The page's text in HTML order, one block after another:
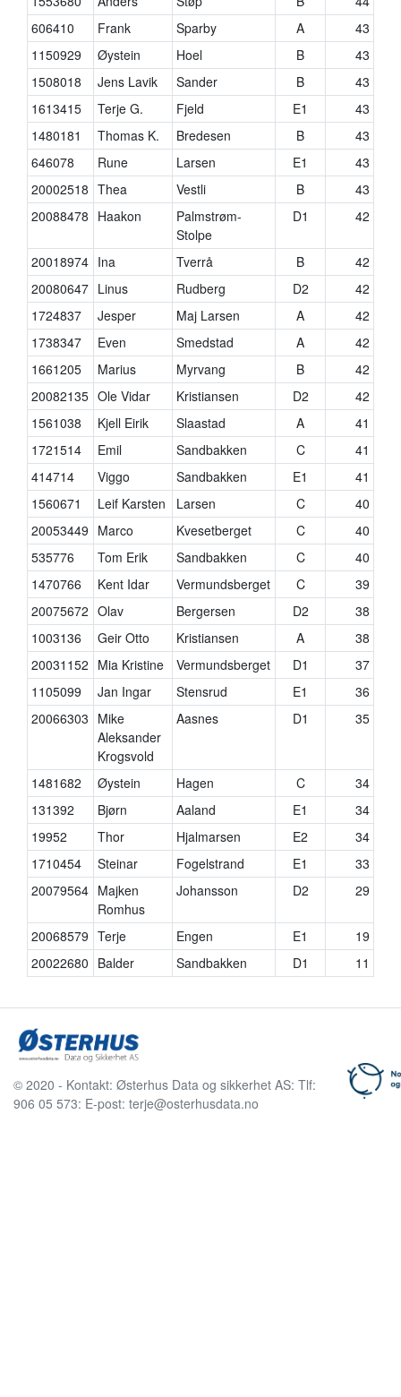
606410
Frank Sparby A
43
1150929
Øystein Hoel B
43
1508018
Jens Lavik Sander B
43
1613415
Terje G. Fjeld E1
43
1480181
Thomas K. Bredesen B
43
646078
Rune Larsen E1
43
20002518 Thea Vestli B
43
20088478 Haakon
Palmstrøm-
Stolpe
D1 42
20018974 Ina Tverrå B
42
20080647 Linus Rudberg D2
42
1724837
Jesper Maj Larsen A
42
1738347
Even Smedstad A
42
1661205
Marius Myrvang B
42
20082135 Ole Vidar Kristiansen D2
42
1561038
Kjell Eirik Slaastad A
41
1721514
Emil Sandbakken C
41
414714
Viggo Sandbakken E1
41
1560671
Leif Karsten Larsen C
40
20053449 Marco Kvesetberget C
40
535776
Tom Erik Sandbakken C
40
1470766
Kent Idar Vermundsberget C
39
20075672 Olav Bergersen D2
38
1003136
Geir Otto Kristiansen A
38
20031152 Mia Kristine Vermundsberget D1
37
1105099
Jan Ingar Stensrud E1
36
20066303 Mike
Aleksander
Krogsvold
Aasnes D1 35
1481682 Øystein Hagen C
34
131392
Bjørn Aaland E1
34
19952
Thor Hjalmarsen E2
34
1710454
Steinar Fogelstrand E1
33
20079564 Majken
Romhus
Johansson D2 29
20068579 Terje Engen E1
19
20022680 Balder Sandbakken D1 11
© 2020 - Kontakt: Østerhus Data og sikkerhet AS: Tlf:
906 05 573: E-post: terje@osterhusdata.no